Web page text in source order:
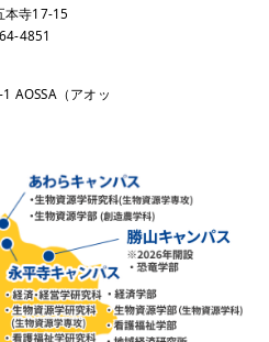
本寺17-15
4851
AOSSA（アオッ